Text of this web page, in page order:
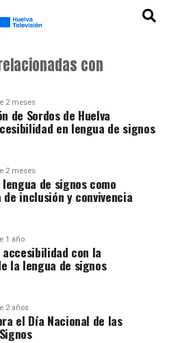
con
2 meses
de Sordos de Huelva
en lengua de signos
2 meses
de signos como
inclusión y convivencia
1 año
con la
la lengua de signos
2 años
el Día Nacional de las